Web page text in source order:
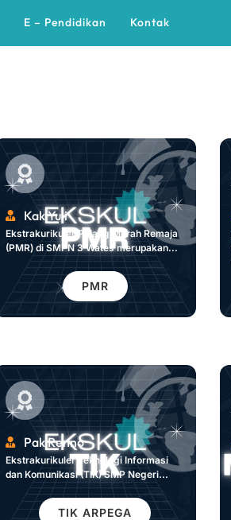
E – Pendidikan Kontak
Kak Yuli
Ekstrakurikuler Palang Merah Remaja
(PMR) di SMPN 3 Wates merupakan...
PMR
Pak Renno
Ekstrakurikuler Teknologi Informasi
dan Komunikasi (TIK) SMP Negeri...
TIK ARPEGA